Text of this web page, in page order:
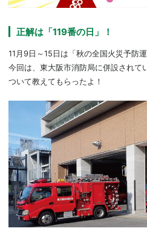
正解は「119番の日」！
11月9日～15日は「秋の全国火災予防
今回は、東大阪市消防局に併設されて
ついて教えてもらったよ！